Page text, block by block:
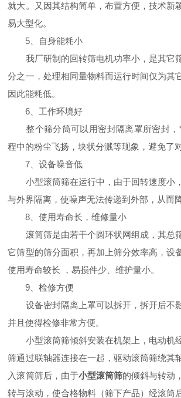
就大。又因其结构简单，布置方便，技术新
易大型化。
5、自身能耗小
我厂研制的回转筛电机功率小，是其它
分之一，处理相同量物料而运行时间仅为其
因此能耗低。
6、工作环境好
整个筛分筒可以用密封隔离罩所密封，
程中的粉尘飞扬，块状分溅等现象，避免了
7、设备噪音低
小型滚筒筛在运行中，由于回转速度小
与外界隔离，使噪声无法传递到外部，从而
8、使用寿命长，维修量小
滚筒筛是由若干个圆环状网组成，其总
它筛型的筛分面积，再加上筛分效率高，设
使用寿命较长 ，易损件少、维护量小。
9、检修方便
设备密封隔离上罩可以拆开，拆开后不
并且使得检修非常方便。
小型滚筒筛倾斜安装在机架上，电动机
筛通过联轴器连接在一起，驱动滚筒筛绕其
入滚筒筛后，由于小型滚筒筛的倾斜与转动
转与滚动，使合格物料（筛下产品）经滚筒